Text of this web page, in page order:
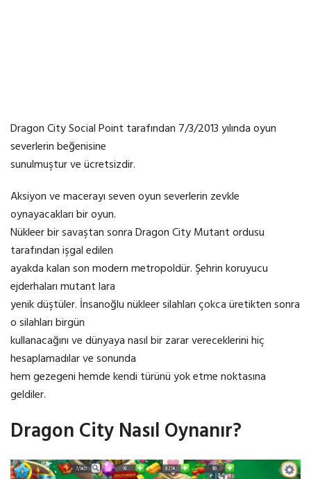
Dragon City Social Point tarafından 7/3/2013 yılında oyun
severlerin beğenisine
sunulmuştur ve ücretsizdir.
Aksiyon ve macerayı seven oyun severlerin zevkle
oynayacakları bir oyun.
Nükleer bir savaştan sonra Dragon City Mutant ordusu
tarafından işgal edilen
ayakda kalan son modern metropoldür. Şehrin koruyucu
ejderhaları mutant lara
yenik düştüler. İnsanoğlu nükleer silahları çokca üretikten sonra
o silahları birgün
kullanacağını ve dünyaya nasıl bir zarar vereceklerini hiç
hesaplamadılar ve sonunda
hem gezegeni hemde kendi türünü yok etme noktasına
geldiler.
Dragon City Nasıl Oynanır?